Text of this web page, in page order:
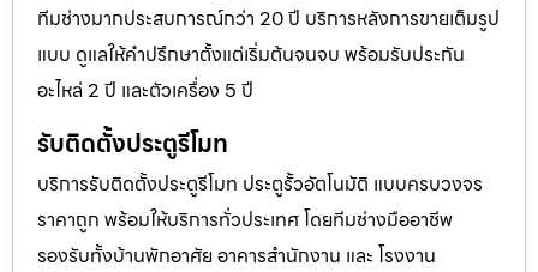
ทีมช่างมากประสบการณ์กว่า 20 ปี บริการหลังการขายเต็มรูป
แบบ ดูแลให้คำปรึกษาตั้งแต่เริ่มต้นจนจบ พร้อมรับประกัน
อะไหล่ 2 ปี และตัวเครื่อง 5 ปี
รับติดตั้งประตูรีโมท
บริการรับติดตั้งประตูรีโมท ประตูรั้วอัตโนมัติ แบบครบวงจร
ราคาถูก พร้อมให้บริการทั่วประเทศ โดยทีมช่างมืออาชีพ
รองรับทั้งบ้านพักอาศัย อาคารสำนักงาน และ โรงงาน